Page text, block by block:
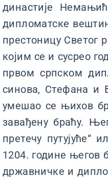
династије
дипломатске
престоницу Светог
којим се и сусрео
првом српском
синова, Стефана и
умешао се њихов
завађену браћу.
претечу путујуће“
1204. године његов
државничке и